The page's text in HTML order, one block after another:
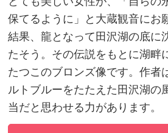
保てるように」と大蔵観音にお
結果、龍となって田沢湖の底に
たそう。その伝説をもとに湖畔
たつこのブロンズ像です。作者
ルトブルーをたたえた田沢湖の
当だと思わせる力があります。